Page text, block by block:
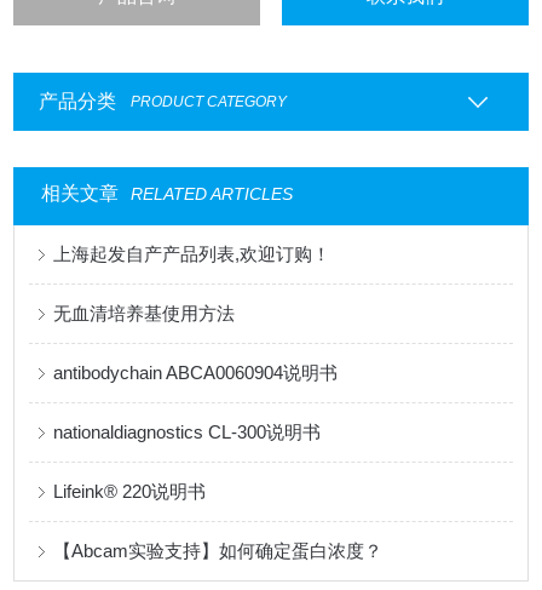
产品分类 PRODUCT CATEGORY
相关文章 RELATED ARTICLES
上海起发自产产品列表,欢迎订购！
无血清培养基使用方法
antibodychain ABCA0060904说明书
nationaldiagnostics CL-300说明书
Lifeink® 220说明书
【Abcam实验支持】如何确定蛋白浓度？